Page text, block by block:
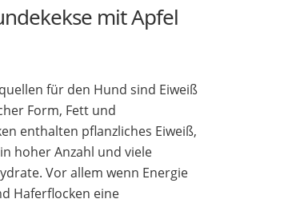
mit Apfel
für den Hund sind Eiweiß
Form, Fett und
enthalten pflanzliches Eiweiß,
hoher Anzahl und viele
Vor allem wenn Energie
Haferflocken eine